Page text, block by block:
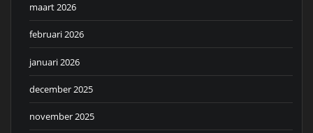
maart 2026
februari 2026
januari 2026
december 2025
november 2025